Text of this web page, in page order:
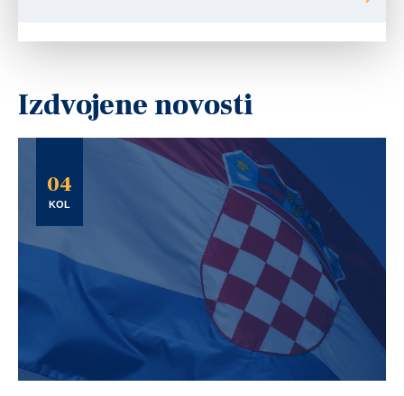
Izdvojene novosti
04
KOL